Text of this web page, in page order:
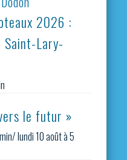
2026 :
Saint-Lary-
le futur »
/lundi 10 août à 5